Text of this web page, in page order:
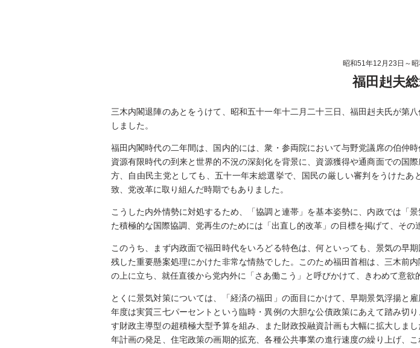
昭和51年12月23日～
福田赳夫
三木内閣退陣のあとをうけて、昭和五十一年十二月二十三日、福田赳夫氏が第
しました。
福田内閣時代の二年間は、国内的には、衆・参両院において与野党議席の伯仲
資源有限時代の到来と世界的不況の深刻化を背景に、資源獲得や通商面での国
方、自由民主党としても、五十一年末総選挙で、国民の厳しい審判をうけた
致、党改革に取り組んだ時期でもありました。
こうした内外情勢に対処するため、「協調と連帯」を基本姿勢に、内政では「
た積極的な国際協調、党再生のためには「出直し的改革」の目標を掲げて、その
このうち、まず内政面で福田時代をいろどる特色は、何といっても、景気の早
残した重要懸案処理にかけた非常な情熱でした。このため福田首相は、三木前
の上に立ち、就任直後から党内外に「さあ働こう」と呼びかけて、きわめて意欲
とくに景気対策については、「経済の福田」の面目にかけて、早期景気浮揚と
年度は実質三七パーセントという臨時・異例の大胆な公債政策にあえて踏み切
す財政主導型の超積極大型予算を組み、また財政投融資計画も大幅に拡大しま
年計画の発足、住宅政策の画期的拡充、各種公共事業の進行速度の繰り上げ、